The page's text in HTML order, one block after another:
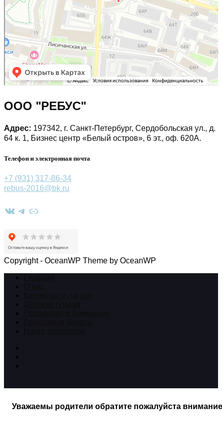
ООО "РЕБУС"
Адрес: 197342, г. Санкт-Петербург, Сердобольская ул., д.
64 к. 1, Бизнес центр «Белый остров», 6 эт., оф. 620А.
Телефон и электронная почта
+7 (931) 317-86-34
rebus-2016@bk.ru
ВКонтакте
Telegram
Ссылка
Copyright - OceanWP Theme by OceanWP
Уважаемы родители обратите пожалуйста внимание